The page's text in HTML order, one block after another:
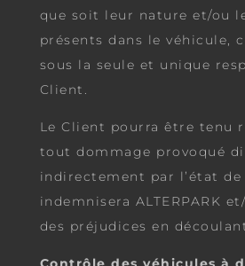
que soit leur nature et/ou
présents dans le véhicule,
sous la seule et unique
Client.
Le Client pourra être tenu
tout dommage provoqué
indirectement par l’état de
indemnisera ALTERPARK
des préjudices en